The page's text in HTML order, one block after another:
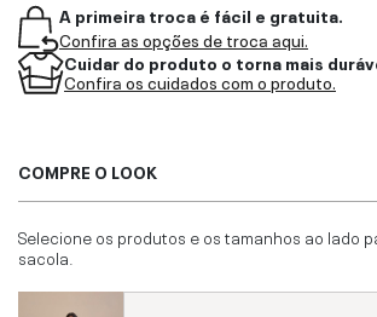
A primeira troca é fácil e gratuita.
Confira as opções de troca aqui.
Cuidar do produto o torna mais
Confira os cuidados com o produto.
COMPRE O LOOK
Selecione os produtos e os tamanhos ao lado
sacola.